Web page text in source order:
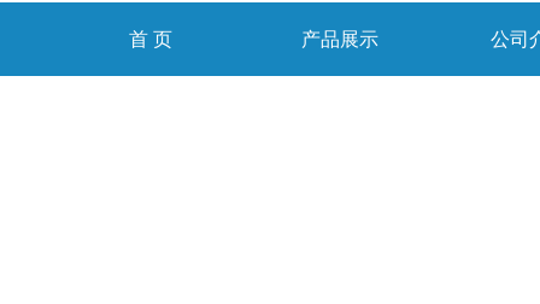
首 页 产品展示 公司